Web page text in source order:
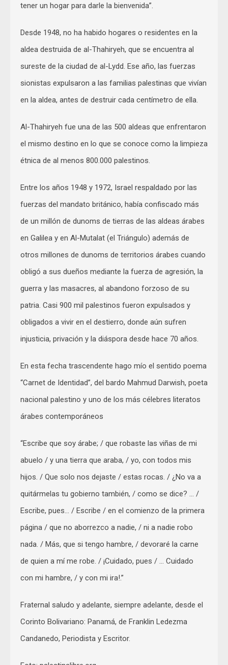
tener un hogar para darle la bienvenida”.
Desde 1948, no ha habido hogares o residentes en la
aldea destruida de al-Thahiryeh, que se encuentra al
sureste de la ciudad de al-Lydd. Ese año, las fuerzas
sionistas expulsaron a las familias palestinas que vivían
en la aldea, antes de destruir cada centímetro de ella.
Al-Thahiryeh fue una de las 500 aldeas que enfrentaron
el mismo destino en lo que se conoce como la limpieza
étnica de al menos 800.000 palestinos.
Entre los años 1948 y 1972, Israel respaldado por las
fuerzas del mandato británico, había confiscado más
de un millón de dunoms de tierras de las aldeas árabes
en Galilea y en Al-Mutalat (el Triángulo) además de
otros millones de dunoms de territorios árabes cuando
obligó a sus dueños mediante la fuerza de agresión, la
guerra y las masacres, al abandono forzoso de su
patria. Casi 900 mil palestinos fueron expulsados y
obligados a vivir en el destierro, donde aún sufren
injusticia, privación y la diáspora desde hace 70 años.
En esta fecha trascendente hago mío el sentido poema
“Carnet de Identidad”, del bardo Mahmud Darwish, poeta
nacional palestino y uno de los más célebres literatos
árabes contemporáneos
“Escribe que soy árabe; / que robaste las viñas de mi
abuelo / y una tierra que araba, / yo, con todos mis
hijos. / Que solo nos dejaste / estas rocas. / ¿No va a
quitármelas tu gobierno también, / como se dice? … /
Escribe, pues… / Escribe / en el comienzo de la primera
página / que no aborrezco a nadie, / ni a nadie robo
nada. / Más, que si tengo hambre, / devoraré la carne
de quien a mí me robe. / ¡Cuidado, pues / … Cuidado
con mi hambre, / y con mi ira!.”
Fraternal saludo y adelante, siempre adelante, desde el
Corinto Bolivariano: Panamá, de Franklin Ledezma
Candanedo, Periodista y Escritor.